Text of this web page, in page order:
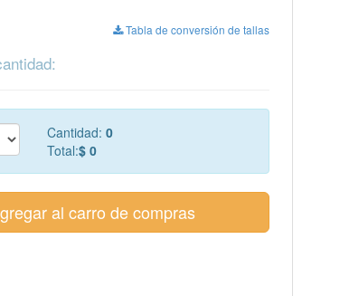
Tabla de conversión de tallas
Cantidad: 0
Total:$ 0
al carro de compras